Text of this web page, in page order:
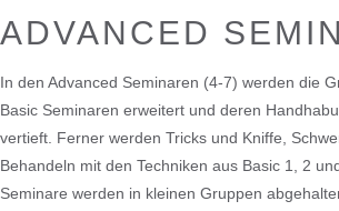
ADVANCED
In den Advanced Seminaren (4-7) werden die
Basic Seminaren erweitert und deren
vertieft. Ferner werden Tricks und Kniffe,
Behandeln mit den Techniken aus Basic 1, 2
Seminare werden in kleinen Gruppen